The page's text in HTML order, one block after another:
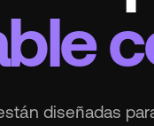
Integraciones DSP
diseñadas